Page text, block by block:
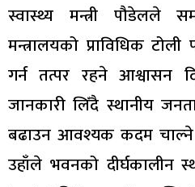
स्वास्थ्य मन्त्री पौडेलले
मन्त्रालयको प्राविधिक
गर्न तत्पर रहने आश्वासन
जानकारी लिँदै स्थानीय
बढाउन आवश्यक कदम
उहाँले भवनको दीर्घकालीन